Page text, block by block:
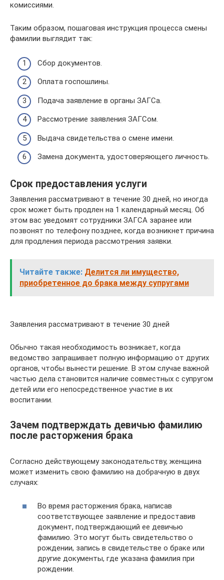
комиссиями.
Таким образом, пошаговая инструкция процесса смены
фамилии выглядит так:
Сбор документов.
Оплата госпошлины.
Подача заявление в органы ЗАГСа.
Рассмотрение заявления ЗАГСом.
Выдача свидетельства о смене имени.
Замена документа, удостоверяющего личность.
Срок предоставления услуги
Заявления рассматривают в течение 30 дней, но иногда
срок может быть продлен на 1 календарный месяц. Об
этом вас уведомят сотрудники ЗАГСА заранее или
позвонят по телефону позднее, когда возникнет причина
для продления периода рассмотрения заявки.
Читайте также: Делится ли имущество,
приобретенное до брака между супругами
Заявления рассматривают в течение 30 дней
Обычно такая необходимость возникает, когда
ведомство запрашивает полную информацию от других
органов, чтобы вынести решение. В этом случае важной
частью дела становится наличие совместных с супругом
детей или его непосредственное участие в их
воспитании.
Зачем подтверждать девичью фамилию
после расторжения брака
Согласно действующему законодательству, женщина
может изменить свою фамилию на добрачную в двух
случаях:
Во время расторжения брака, написав
соответствующее заявление и предоставив
документ, подтверждающий ее девичью
фамилию. Это могут быть свидетельство о
рождении, запись в свидетельстве о браке или
другие документы, где указана фамилия при
рождении.